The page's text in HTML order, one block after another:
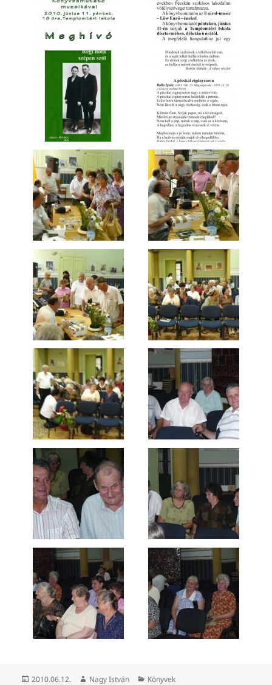
Közzétéve
2010.06.12. Szerző
Nagy István Kategória
Könyvek